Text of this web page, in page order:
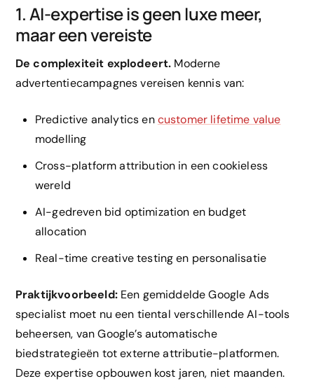
1. AI-expertise is geen luxe meer,
maar een vereiste
De complexiteit explodeert. Moderne
advertentiecampagnes vereisen kennis van:
Predictive analytics encustomer lifetime value
modelling
Cross-platform attribution in een cookieless
wereld
AI-gedreven bid optimization en budget
allocation
Real-time creative testing en personalisatie
Praktijkvoorbeeld:Een gemiddelde Google Ads
specialist moet nu een tiental verschillende AI-tools
beheersen, van Google’s automatische
biedstrategieën tot externe attributie-platformen.
Deze expertise opbouwen kost jaren, niet maanden.